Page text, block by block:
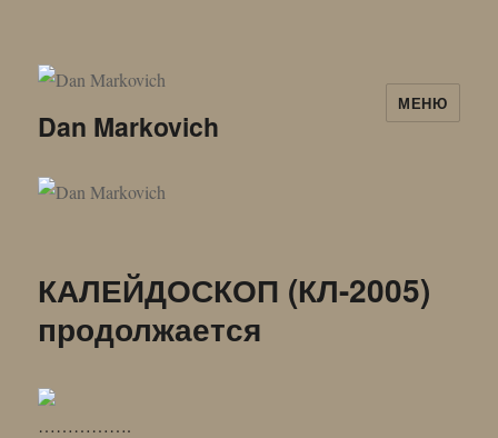
Dan Markovich
МЕНЮ
КАЛЕЙДОСКОП (КЛ-2005)
продолжается
…………….